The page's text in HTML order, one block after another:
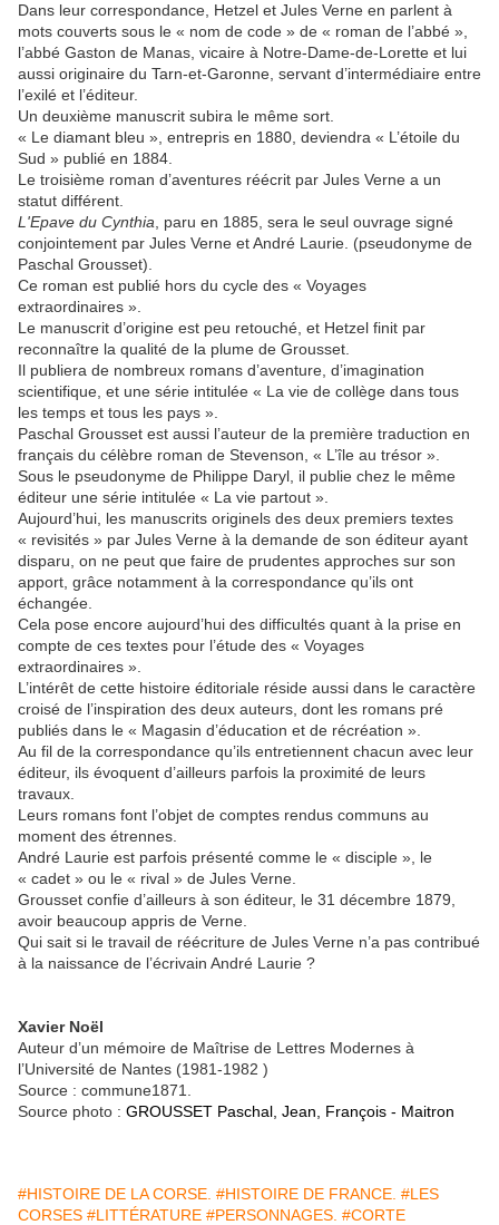
Dans leur correspondance, Hetzel et Jules Verne en parlent à
mots couverts sous le « nom de code » de « roman de l’abbé »,
l’abbé Gaston de Manas, vicaire à Notre-Dame-de-Lorette et lui
aussi originaire du Tarn-et-Garonne, servant d’intermédiaire entre
l’exilé et l’éditeur.
Un deuxième manuscrit subira le même sort.
« Le diamant bleu », entrepris en 1880, deviendra « L’étoile du
Sud » publié en 1884.
Le troisième roman d’aventures réécrit par Jules Verne a un
statut différent.
L'Epave du Cynthia , paru en 1885, sera le seul ouvrage signé
conjointement par Jules Verne et André Laurie. (pseudonyme de
Paschal Grousset).
Ce roman est publié hors du cycle des « Voyages
extraordinaires ».
Le manuscrit d’origine est peu retouché, et Hetzel finit par
reconnaître la qualité de la plume de Grousset.
Il publiera de nombreux romans d’aventure, d’imagination
scientifique, et une série intitulée « La vie de collège dans tous
les temps et tous les pays ».
Paschal Grousset est aussi l’auteur de la première traduction en
français du célèbre roman de Stevenson, « L’île au trésor ».
Sous le pseudonyme de Philippe Daryl, il publie chez le même
éditeur une série intitulée « La vie partout ».
Aujourd’hui, les manuscrits originels des deux premiers textes
« revisités » par Jules Verne à la demande de son éditeur ayant
disparu, on ne peut que faire de prudentes approches sur son
apport, grâce notamment à la correspondance qu’ils ont
échangée.
Cela pose encore aujourd’hui des difficultés quant à la prise en
compte de ces textes pour l’étude des « Voyages
extraordinaires ».
L’intérêt de cette histoire éditoriale réside aussi dans le caractère
croisé de l’inspiration des deux auteurs, dont les romans pré
publiés dans le « Magasin d’éducation et de récréation ».
Au fil de la correspondance qu’ils entretiennent chacun avec leur
éditeur, ils évoquent d’ailleurs parfois la proximité de leurs
travaux.
Leurs romans font l’objet de comptes rendus communs au
moment des étrennes.
André Laurie est parfois présenté comme le « disciple », le
« cadet » ou le « rival » de Jules Verne.
Grousset confie d’ailleurs à son éditeur, le 31 décembre 1879,
avoir beaucoup appris de Verne.
Qui sait si le travail de réécriture de Jules Verne n’a pas contribué
à la naissance de l’écrivain André Laurie ?
Xavier Noël
Auteur d’un mémoire de Maîtrise de Lettres Modernes à
l’Université de Nantes (1981-1982 )
Source : commune1871.
Source photo : GROUSSET Paschal, Jean, François - Maitron
#HISTOIRE DE LA CORSE. #HISTOIRE DE FRANCE. #LES
CORSES #LITTÉRATURE #PERSONNAGES. #CORTE